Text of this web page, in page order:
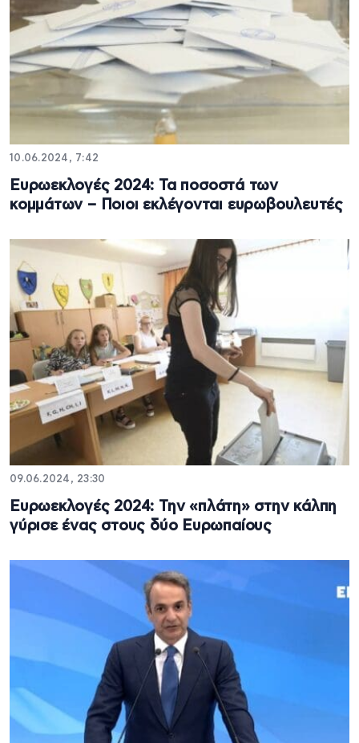
10.06.2024, 7:42
Ευρωεκλογές 2024: Τα ποσοστά των
κομμάτων – Ποιοι εκλέγονται ευρωβουλευτές
09.06.2024, 23:30
Ευρωεκλογές 2024: Την «πλάτη» στην κάλπη
γύρισε ένας στους δύο Ευρωπαίους